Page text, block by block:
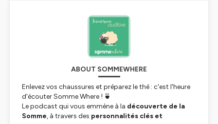
ABOUT SOMMEWHERE
Enlevez vos chaussures et préparez le thé : c'est l'heure
d'écouter Somme Where ! 🍵
Le podcast qui vous emmène à la découverte de la
Somme, à travers des personnalités clés et